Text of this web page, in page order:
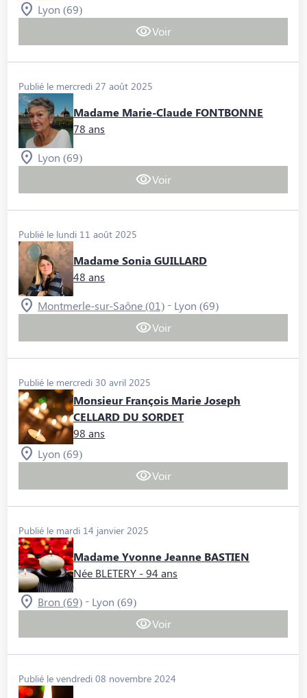
Lyon (69)
Voir
Publié le mercredi 27 août 2025
Madame Marie-Claude FONTBONNE
78 ans
Lyon (69)
Voir
Publié le lundi 11 août 2025
Madame Sonia GUILLARD
48 ans
Montmerle-sur-Saône (01) - Lyon (69)
Voir
Publié le mercredi 30 avril 2025
Monsieur François Marie Joseph
CELLARD DU SORDET
98 ans
Lyon (69)
Voir
Publié le mardi 14 janvier 2025
Madame Yvonne Jeanne BASTIEN
Née BLETERY - 94 ans
Bron (69) - Lyon (69)
Voir
Publié le vendredi 08 novembre 2024